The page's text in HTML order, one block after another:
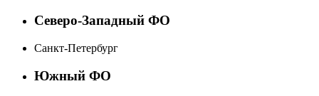
Северо-Западный ФО
Санкт-Петербург
Южный ФО